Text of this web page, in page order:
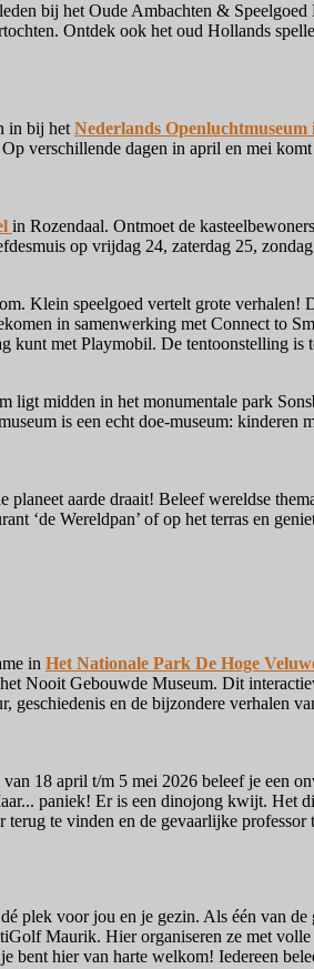
bij het Oude Ambachten &
Ontdek ook het oud Hollands
in bij het Nederlands
Op verschillende dagen in april en mei
in Rozendaal. Ontmoet de
op vrijdag 24, zaterdag 25,
Klein speelgoed vertelt grote verhalen!
in samenwerking met Connect to
kunt met Playmobil. De tentoonstelling
ligt midden in het monumentale park
is een echt doe-museum:
planeet aarde draait! Beleef wereldse
‘de Wereldpan’ of op het terras en
in Het Nationale Park De Hoge
Nooit Gebouwde Museum. Dit
en de bijzondere verhalen
18 april t/m 5 mei 2026 beleef je een
paniek! Er is een dinojong kwijt. Het
te vinden en de gevaarlijke
plek voor jou en je gezin. Als één van
Maurik. Hier organiseren ze met
hier van harte welkom! Iedereen